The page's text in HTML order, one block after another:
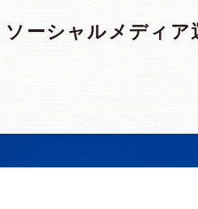
ソーシャルメディア